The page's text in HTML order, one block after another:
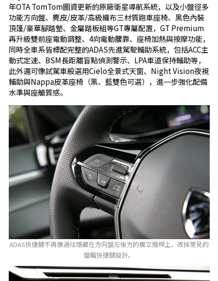
年OTA TomTom圖資更新的原廠衛星導航系統，以及小盤徑多
功能方向盤、麂皮/皮革/高級織布三材質跑車座椅、黑色內裝
頂篷/豪華腳踏墊、金屬踏板組等GT專屬配置，GT Premium
再升級雙前座電動調整、4向電動腰靠、座椅加熱與按摩功能，
同時全車系皆標配完整的ADAS先進駕駛輔助系統，包括ACC主
動式定速、BSM長距離盲點偵測警示、LPA車道保持輔助等，
此外還可像試駕車般選用Cielo全景式天窗、Night Vision夜視
輔助與Nappa皮革座椅（黑、藍雙色可選），進一步強化配備
水準與座艙質感。
ADAS快捷鍵不再像過往隱藏在方向盤左後方的獨立撥桿上，改採常見的
盤輻快捷鍵設計。